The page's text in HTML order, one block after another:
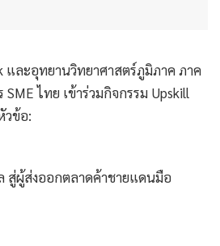
และอุทยานวิทยาศาสตร์ภูมิภาค ภาค
ไทย เข้าร่วมกิจกรรม Upskill
วข้อ:
สู่ผู้ส่งออกตลาดค้าชายแดนมือ